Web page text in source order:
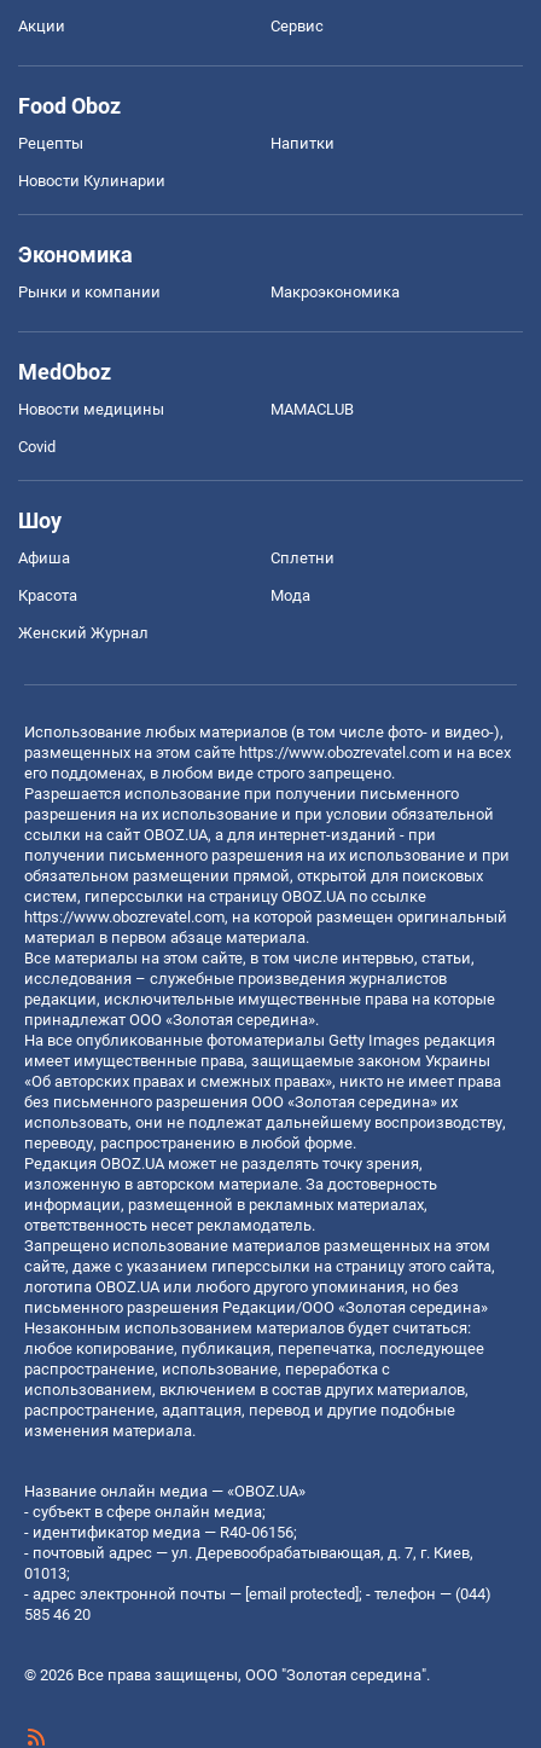
Акции Сервис
Food Oboz
Рецепты Напитки
Новости Кулинарии
Экономика
Рынки и компании Mакроэкономика
MedOboz
Новости медицины MAMACLUB
Covid
Шоу
Афиша Сплетни
Красота Мода
Женский Журнал
Использование любых материалов (в том числе фото- и видео-),
размещенных на этом сайте https://www.obozrevatel.com и на всех
его поддоменах, в любом виде строго запрещено.
Разрешается использование при получении письменного
разрешения на их использование и при условии обязательной
ссылки на сайт OBOZ.UA, а для интернет-изданий - при
получении письменного разрешения на их использование и при
обязательном размещении прямой, открытой для поисковых
систем, гиперссылки на страницу OBOZ.UA по ссылке
https://www.obozrevatel.com, на которой размещен оригинальный
материал в первом абзаце материала.
Все материалы на этом сайте, в том числе интервью, статьи,
исследования – служебные произведения журналистов
редакции, исключительные имущественные права на которые
принадлежат ООО «Золотая середина».
На все опубликованные фотоматериалы Getty Images редакция
имеет имущественные права, защищаемые законом Украины
«Об авторских правах и смежных правах», никто не имеет права
без письменного разрешения ООО «Золотая середина» их
использовать, они не подлежат дальнейшему воспроизводству,
переводу, распространению в любой форме.
Редакция OBOZ.UA может не разделять точку зрения,
изложенную в авторском материале. За достоверность
информации, размещенной в рекламных материалах,
ответственность несет рекламодатель.
Запрещено использование материалов размещенных на этом
сайте, даже с указанием гиперссылки на страницу этого сайта,
логотипа OBOZ.UA или любого другого упоминания, но без
письменного разрешения Редакции/ООО «Золотая середина»
Незаконным использованием материалов будет считаться:
любое копирование, публикация, перепечатка, последующее
распространение, использование, переработка с
использованием, включением в состав других материалов,
распространение, адаптация, перевод и другие подобные
изменения материала.
Название онлайн медиа — «OBOZ.UA»
- субъект в сфере онлайн медиа;
- идентификатор медиа — R40-06156;
- почтовый адрес — ул. Деревообрабатывающая, д. 7, г. Киев,
01013;
- адрес электронной почты — [email protected] ; - телефон — (044)
585 46 20
© 2026 Все права защищены, ООО "Золотая середина".